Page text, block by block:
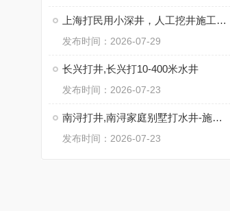
上海打民用小深井，人工挖井施工，工程降水井
发布时间：2026-07-29
长兴打井,长兴打10-400米水井
发布时间：2026-07-23
南浔打井,南浔家庭别墅打水井-施工快速
发布时间：2026-07-23